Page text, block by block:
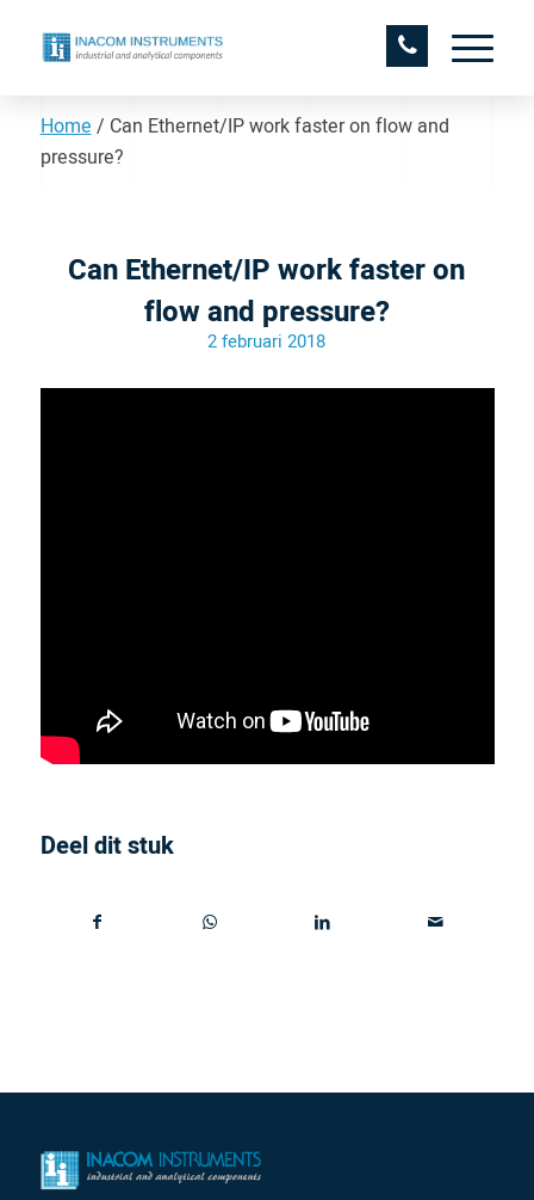
Home / Can Ethernet/IP work faster on flow and
pressure?
Can Ethernet/IP work faster on
flow and pressure?
2 februari 2018
Deel dit stuk